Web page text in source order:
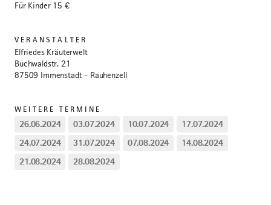
Für Kinder 15 €
VERANSTALTER
Elfriedes Kräuterwelt
Buchwaldstr. 21
87509 Immenstadt - Rauhenzell
WEITERE TERMINE
26.06.2024 03.07.2024 10.07.2024
17.07.2024
24.07.2024
31.07.2024 07.08.2024
14.08.2024
21.08.2024
28.08.2024